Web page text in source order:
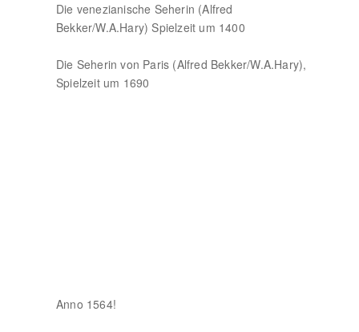
Die venezianische Seherin (Alfred
Bekker/W.A.Hary) Spielzeit um 1400
Die Seherin von Paris (Alfred Bekker/W.A.Hary),
Spielzeit um 1690
Anno 1564!